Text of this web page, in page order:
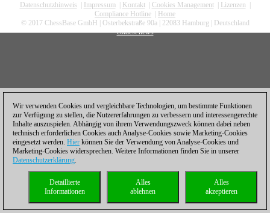
Datenschutzhinweis Impressum| Kontakt| Cookies Management| Lizenzen
Compliance Hotline
Home
© 2017 ChessBase GmbH | Osterbekstraße 90a | 22083 Hamburg | Deutschland
coldest news
Wir verwenden Cookies und vergleichbare Technologien, um bestimmte Funktionen
zur Verfügung zu stellen, die Nutzererfahrungen zu verbessern und interessengerechte
Inhalte auszuspielen. Abhängig von ihrem Verwendungszweck können dabei neben
technisch erforderlichen Cookies auch Analyse-Cookies sowie Marketing-Cookies
eingesetzt werden. Hier können Sie der Verwendung von Analyse-Cookies und
Marketing-Cookies widersprechen. Weitere Informationen finden Sie in unserer
Datenschutzerklärung.
Alles
akzeptieren
Alles
ablehnen
Detaillierte
Informationen